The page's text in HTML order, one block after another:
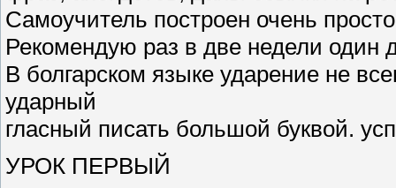
Самоучитель построен очень
Рекомендую раз в две недели один
В болгарском языке ударение не
ударный
гласный писать большой буквой.
УРОК ПЕРВЫЙ